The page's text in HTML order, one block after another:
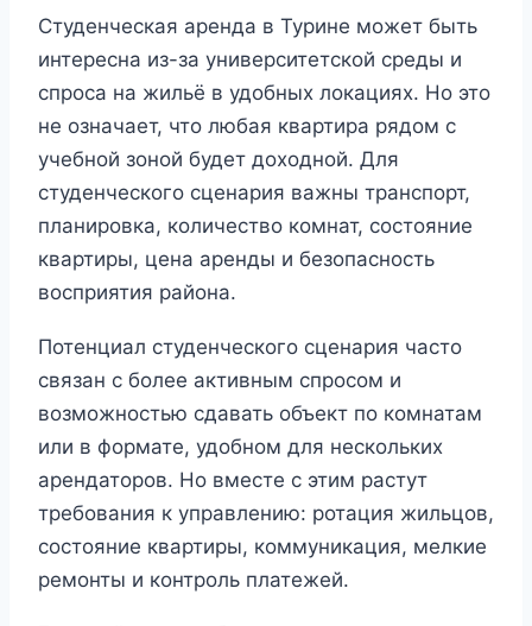
Студенческая аренда в Турине может быть
интересна из-за университетской среды и
спроса на жильё в удобных локациях. Но это
не означает, что любая квартира рядом с
учебной зоной будет доходной. Для
студенческого сценария важны транспорт,
планировка, количество комнат, состояние
квартиры, цена аренды и безопасность
восприятия района.
Потенциал студенческого сценария часто
связан с более активным спросом и
возможностью сдавать объект по комнатам
или в формате, удобном для нескольких
арендаторов. Но вместе с этим растут
требования к управлению: ротация жильцов,
состояние квартиры, коммуникация, мелкие
ремонты и контроль платежей.